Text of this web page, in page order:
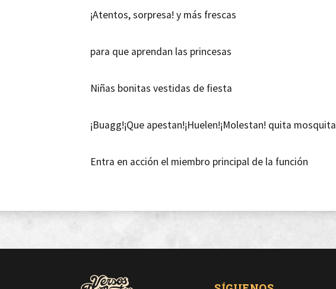
¡Atentos, sorpresa! y más frescas
para que aprendan las princesas
Niñas bonitas vestidas de fiesta
¡Buagg!¡Que apestan!¡Huelen!¡Molestan! quita mosquita
Entra en acción el miembro principal de la función
Helado te has quedado como uno de esos Frigo